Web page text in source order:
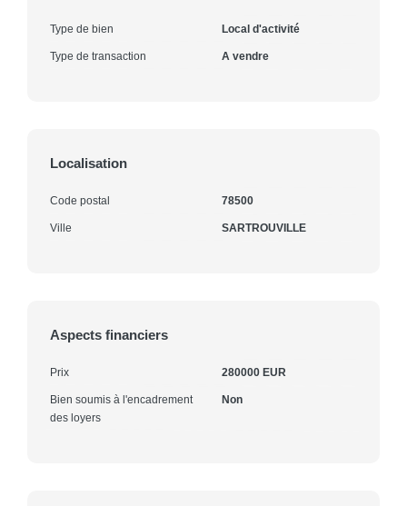
Type de bien Local d'activité
Type de transaction A vendre
Localisation
Code postal 78500
Ville SARTROUVILLE
Aspects financiers
Prix 280000 EUR
Bien soumis à l'encadrement
des loyers
Non